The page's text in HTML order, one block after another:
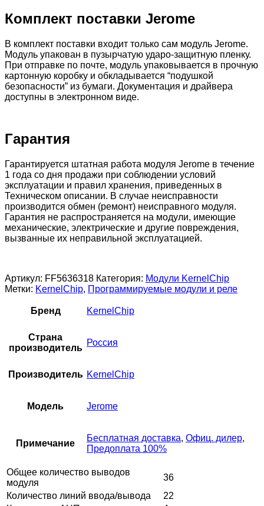
Комплект поставки Jerome
В комплект поставки входит только сам модуль Jerome.
Модуль упакован в пузырчатую ударо-защитную пленку.
При отправке по почте, модуль упаковывается в прочную
картонную коробку и обкладывается “подушкой
безопасности” из бумаги. Документация и драйвера
доступны в электронном виде.
Гарантия
Гарантируется штатная работа модуля Jerome в течение
1 года со дня продажи при соблюдении условий
эксплуатации и правил хранения, приведенных в
Техническом описании. В случае неисправности
производится обмен (ремонт) неисправного модуля.
Гарантия не распространяется на модули, имеющие
механические, электрические и другие повреждения,
вызванные их неправильной эксплуатацией.
Артикул: FF5636318 Категория: Модули KernelChip
Метки: KernelChip, Программируемые модули и реле
Бренд KernelChip
Страна
производитель
Россия
Производитель KernelChip
Модель Jerome
Примечание
Бесплатная доставка, Офиц. дилер,
Предоплата 100%
Общее количество выводов
модуля
36
Количество линий ввода/вывода
22